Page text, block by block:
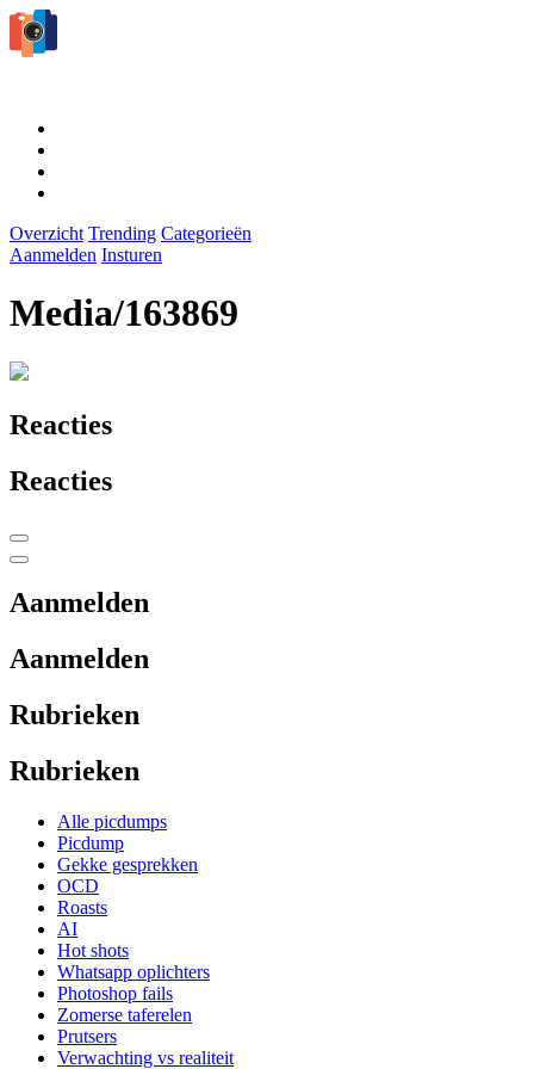
Overzicht Trending Categorieën
Aanmelden Insturen
Media/163869
Reacties
Reacties
Aanmelden
Aanmelden
Rubrieken
Rubrieken
Alle picdumps
Picdump
Gekke gesprekken
OCD
Roasts
AI
Hot shots
Whatsapp oplichters
Photoshop fails
Zomerse taferelen
Prutsers
Verwachting vs realiteit